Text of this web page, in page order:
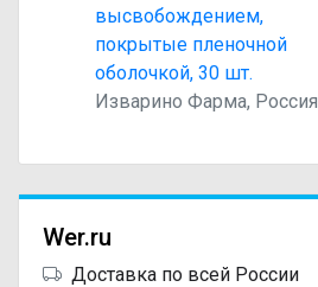
высвобождением,
покрытые пленочной
оболочкой, 30 шт.
Изварино Фарма, Россия
Wer.ru
Доставка по всей России